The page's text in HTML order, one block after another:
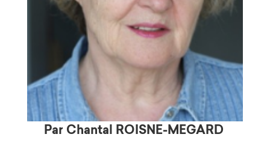
Par Chantal ROISNE-MEGARD